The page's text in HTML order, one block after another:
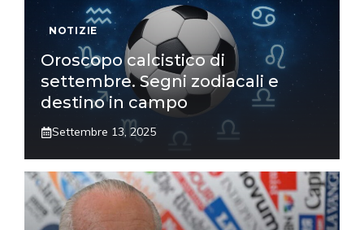
NOTIZIE
Oroscopo calcistico di
settembre. Segni zodiacali e
destino in campo
Settembre 13, 2025